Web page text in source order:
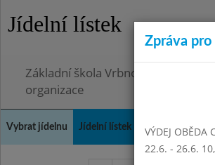
Jídelní lístek
Základní škola Vrbno pod
organizace
Vybrat jídelnu Jídelní lístek Historie
Zpráva
VÝDEJ OBĚDA
22.6. - 26.6.